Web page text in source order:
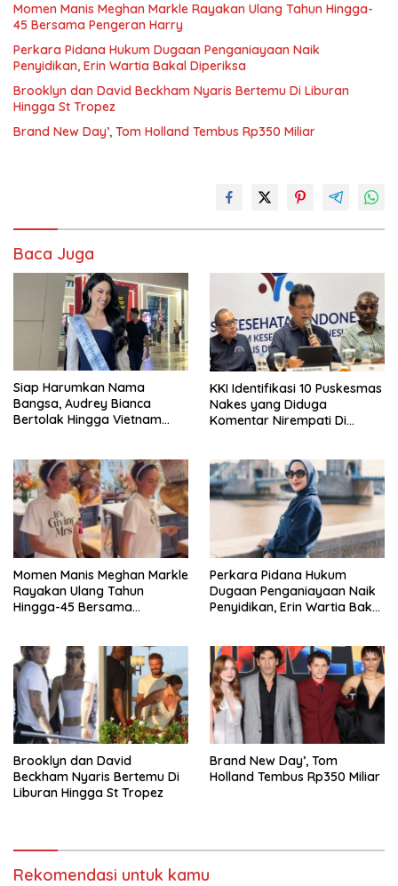
Momen Manis Meghan Markle Rayakan Ulang Tahun Hingga-
45 Bersama Pengeran Harry
Perkara Pidana Hukum Dugaan Penganiayaan Naik
Penyidikan, Erin Wartia Bakal Diperiksa
Brooklyn dan David Beckham Nyaris Bertemu Di Liburan
Hingga St Tropez
Brand New Day’, Tom Holland Tembus Rp350 Miliar
Baca Juga
Siap Harumkan Nama
Bangsa, Audrey Bianca
Bertolak Hingga Vietnam
KKI Identifikasi 10 Puskesmas
Nakes yang Diduga
Komentar Nirempati Di
Momen Manis Meghan Markle
Rayakan Ulang Tahun
Hingga-45 Bersama
Perkara Pidana Hukum
Dugaan Penganiayaan Naik
Penyidikan, Erin Wartia Bakal
Brooklyn dan David
Beckham Nyaris Bertemu Di
Liburan Hingga St Tropez
Brand New Day’, Tom
Holland Tembus Rp350 Miliar
Rekomendasi untuk kamu